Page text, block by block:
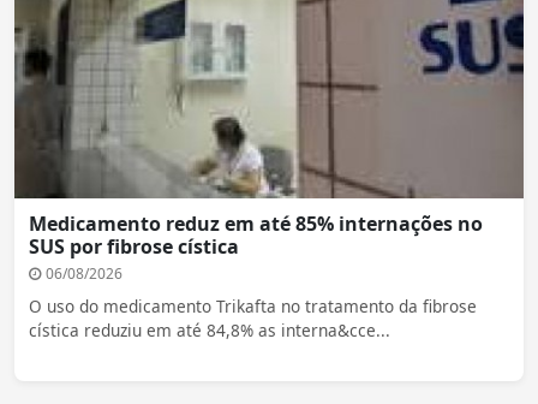
Medicamento reduz em até 85% internações no
SUS por fibrose cística
06/08/2026
O uso do medicamento Trikafta no tratamento da fibrose
cística reduziu em até 84,8% as interna&cce...